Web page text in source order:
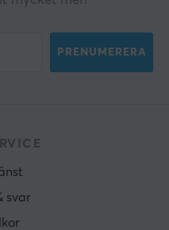
PRENUMERERA
svar